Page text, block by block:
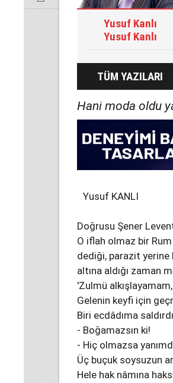
Yusuf Kanlı
Yusuf Kanlı
TÜM YAZILARI
Hani moda oldu
Yusuf KANLI
Doğrusu Şener
O iflah olmaz bir Rum
dediği, parazit yerine
altına aldığı zaman
'Zulmü
Gelenin keyfi için
Biri ecdâdıma
- Boğamazsın ki!
- Hiç olmazsa
Üç buçuk soysuzun
Hele hak nâmına